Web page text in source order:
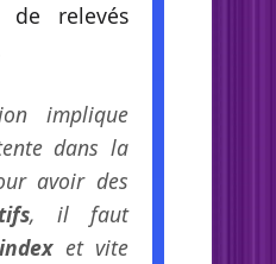
de relevés
implique
dans la
avoir des
, il faut
et vite